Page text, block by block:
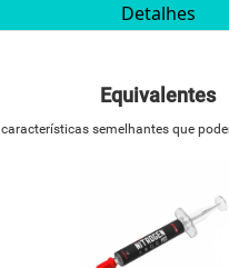
Detalhes
Equivalentes
semelhantes que